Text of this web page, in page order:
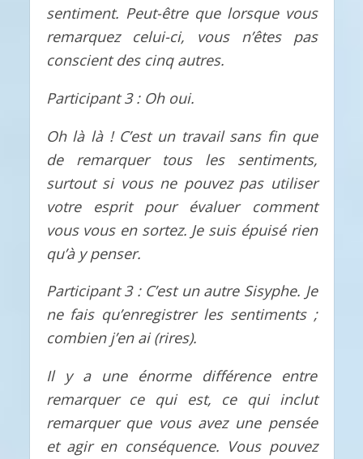
sentiment. Peut-être que lorsque vous
remarquez celui-ci, vous n’êtes pas
conscient des cinq autres.
Participant 3 : Oh oui.
Oh là là ! C’est un travail sans fin que
de remarquer tous les sentiments,
surtout si vous ne pouvez pas utiliser
votre esprit pour évaluer comment
vous vous en sortez. Je suis épuisé rien
qu’à y penser.
Participant 3 : C’est un autre Sisyphe. Je
ne fais qu’enregistrer les sentiments ;
combien j’en ai (rires).
Il y a une énorme différence entre
remarquer ce qui est, ce qui inclut
remarquer que vous avez une pensée
et agir en conséquence. Vous pouvez